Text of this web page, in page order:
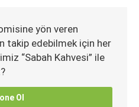
yön veren
takip edebilmek için her
“Sabah Kahvesi” ile
Ol